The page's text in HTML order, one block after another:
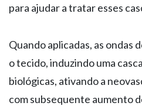
para ajudar a tratar esses
Quando aplicadas, as ondas
o tecido, induzindo uma
biológicas, ativando a
com subsequente aumento